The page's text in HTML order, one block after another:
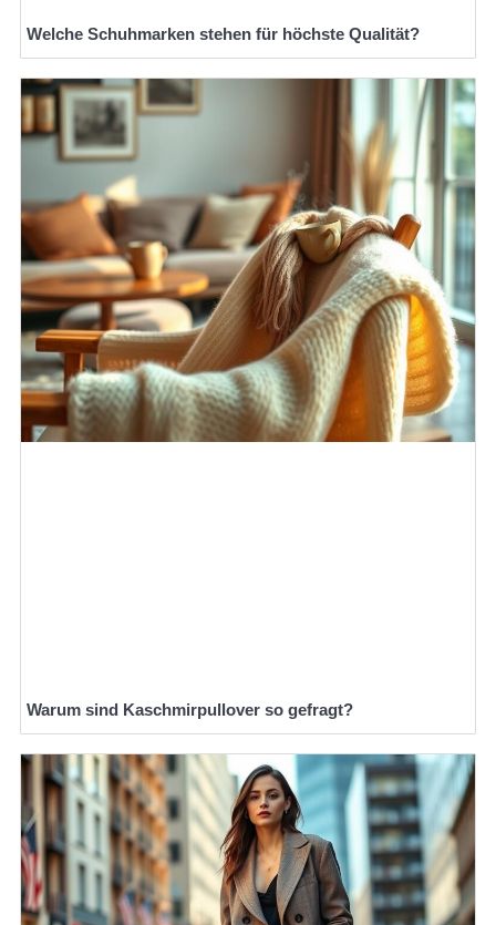
Welche Schuhmarken stehen für höchste Qualität?
Warum sind Kaschmirpullover so gefragt?